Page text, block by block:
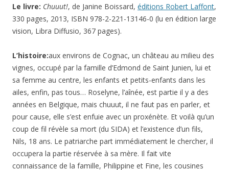
Le livre: Chuuut!, de Janine Boissard, éditions Robert Laffont,
330 pages, 2013, ISBN 978-2-221-13146-0 (lu en édition large
vision, Libra Diffusio, 367 pages).
L’histoire:aux environs de Cognac, un château au milieu des
vignes, occupé par la famille d’Edmond de Saint Junien, lui et
sa femme au centre, les enfants et petits-enfants dans les
ailes, enfin, pas tous… Roselyne, l’aînée, est partie il y a des
années en Belgique, mais chuuut, il ne faut pas en parler, et
pour cause, elle s’est enfuie avec un proxénète. Et voilà qu’un
coup de fil révèle sa mort (du SIDA) et l’existence d’un fils,
Nils, 18 ans. Le patriarche part immédiatement le chercher, il
occupera la partie réservée à sa mère. Il fait vite
connaissance de la famille, Philippine et Fine, les cousines